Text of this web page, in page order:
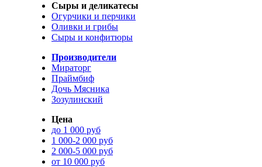
Сыры и деликатесы
Огурчики и перчики
Оливки и грибы
Сыры и конфитюры
Производители
Мираторг
Праймбиф
Дочь Мясника
Зозулинский
Цена
до 1 000 руб
1 000-2 000 руб
2 000-5 000 руб
от 10 000 руб